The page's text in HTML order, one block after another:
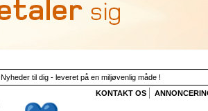
Nyheder til dig - leveret på en miljøvenlig måde !
KONTAKT OS